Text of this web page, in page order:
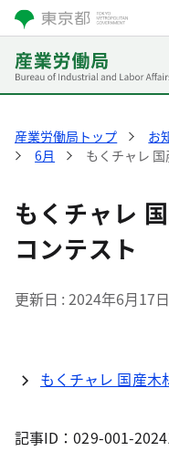
産業労働局トップ お
6月
もくチャレ
もくチャレ
コンテスト
更新日 2024年6月17日
もくチャレ 国産木
記事ID：029-001-